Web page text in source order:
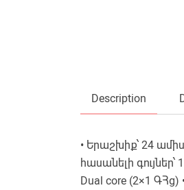
Description
• Երաշխիք՝ 24
հասանելի
Dual core (2×1 ԳՀց)